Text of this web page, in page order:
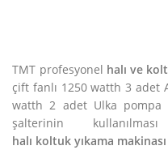
TMT profesyonel halı ve
çift fanlı 1250 watth 3 adet
watth 2 adet Ulka pompa
şalterinin
halı koltuk yıkama makinası